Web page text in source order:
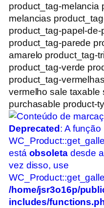
product_tag-melancia
melancias
product_tag-papel-de-
product_tag-parede
amarelo product_tag-
product_tag-verde
product_tag-
vermelho sale taxable
purchasable product-
Deprecated : A função
está obsoletadesde
vez disso, use
/home/jsr3o16p/
includes/